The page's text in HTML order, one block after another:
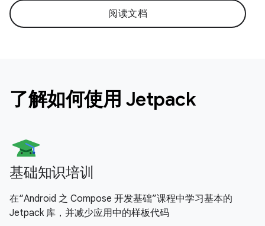
阅读文档
了解如何使用 Jetpack
基础知识培训
在“Android 之 Compose 开发基础”课程中学习基本的
Jetpack 库，并减少应用中的样板代码